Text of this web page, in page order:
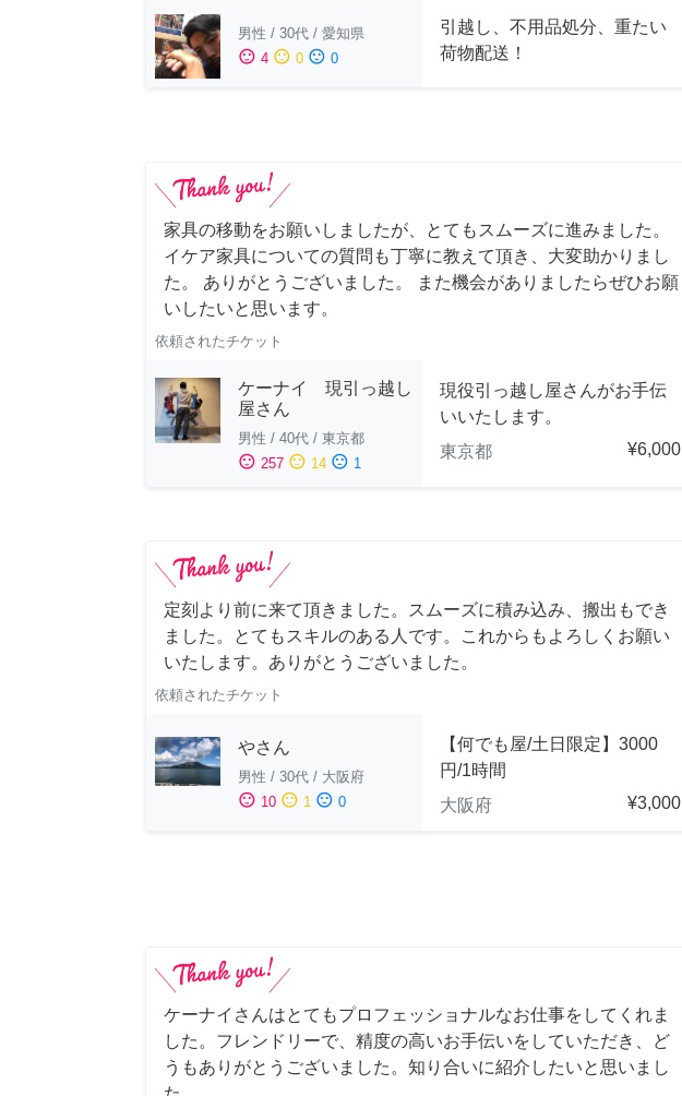
男性 / 30代 / 愛知県
sentiment_satisfied 4 sentiment_neutral 0 sentiment_dissatisfied 0
引越し、不用品処分、重たい
荷物配送！
家具の移動をお願いしましたが、とてもスムーズに進みました。
イケア家具についての質問も丁寧に教えて頂き、大変助かりまし
た。 ありがとうございました。 また機会がありましたらぜひお願
いしたいと思います。
依頼されたチケット
ケーナイ 現引っ越し
屋さん
男性 / 40代 / 東京都
sentiment_satisfied 257 sentiment_neutral 14 sentiment_dissatisfied 1
現役引っ越し屋さんがお手伝
いいたします。
東京都
¥6,000
定刻より前に来て頂きました。スムーズに積み込み、搬出もでき
ました。とてもスキルのある人です。これからもよろしくお願い
いたします。ありがとうございました。
依頼されたチケット
やさん
男性 / 30代 / 大阪府
sentiment_satisfied 10 sentiment_neutral 1 sentiment_dissatisfied 0
【何でも屋/土日限定】3000
円/1時間
大阪府
¥3,000
ケーナイさんはとてもプロフェッショナルなお仕事をしてくれま
した。フレンドリーで、精度の高いお手伝いをしていただき、ど
うもありがとうございました。知り合いに紹介したいと思いまし